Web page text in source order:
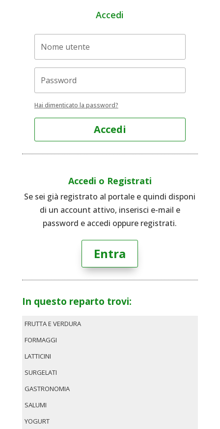
Accedi
Hai dimenticato la password?
Accedi
Accedi o Registrati
Se sei già registrato al portale e quindi disponi
di un account attivo, inserisci e-mail e
password e accedi oppure registrati.
Entra
In questo reparto trovi:
FRUTTA E VERDURA
FORMAGGI
LATTICINI
SURGELATI
GASTRONOMIA
SALUMI
YOGURT